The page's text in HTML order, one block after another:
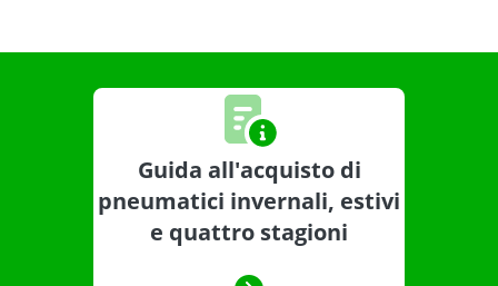
Guida all'acquisto di
pneumatici invernali, estivi
e quattro stagioni